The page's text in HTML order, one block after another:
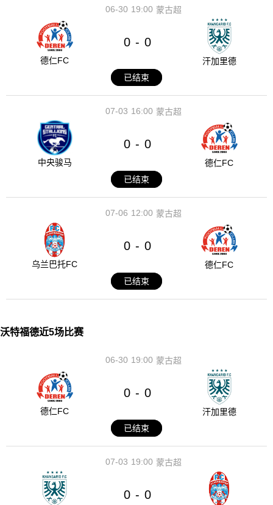
19:00
06-30 蒙古超
德仁FC
0 - 0
汗加里德
已结束
16:00
07-03 蒙古超
中央骏马
0 - 0
德仁FC
已结束
12:00
07-06 蒙古超
乌兰巴托FC
0 - 0
德仁FC
已结束
沃特福德近5场比赛
19:00
06-30 蒙古超
德仁FC
0 - 0
汗加里德
已结束
19:00
07-03 蒙古超
0 - 0